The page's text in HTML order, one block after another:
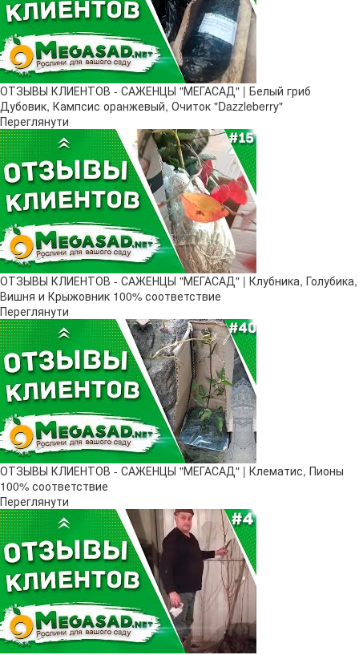
ОТЗЫВЫ КЛИЕНТОВ - САЖЕНЦЫ "МЕГАСАД" | Белый гриб
Дубовик, Кампсис оранжевый, Очиток "Dazzleberry"
Переглянути
ОТЗЫВЫ КЛИЕНТОВ - САЖЕНЦЫ "МЕГАСАД" | Клубника, Голубика,
Вишня и Крыжовник 100% соответствие
Переглянути
ОТЗЫВЫ КЛИЕНТОВ - САЖЕНЦЫ "МЕГАСАД" | Клематис, Пионы
100% соответствие
Переглянути